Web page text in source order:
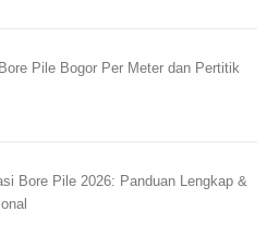
Pile Bogor Per Meter dan Pertitik
Bore Pile 2026: Panduan Lengkap &